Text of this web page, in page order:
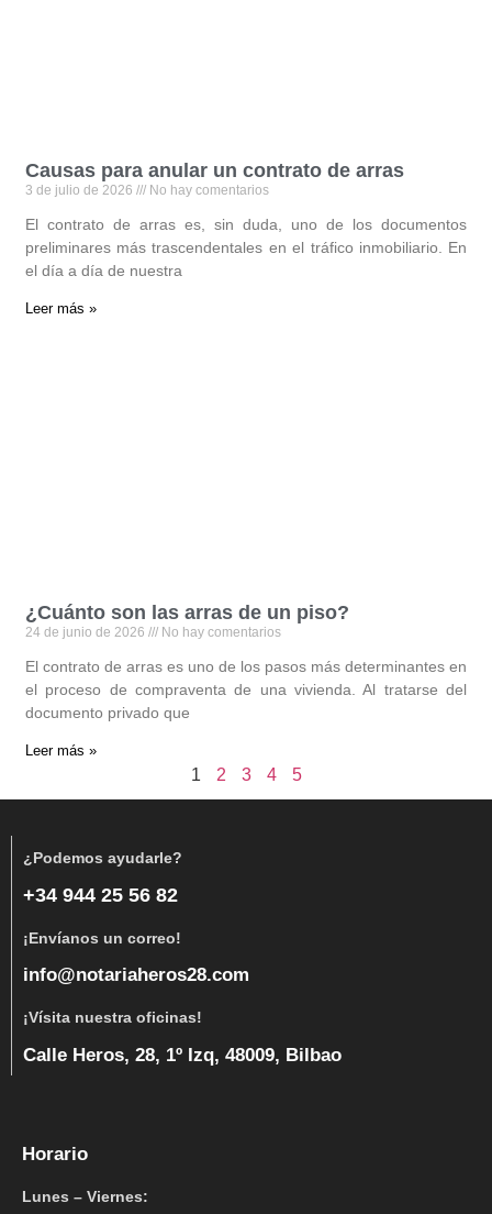
Causas para anular un contrato de arras
3 de julio de 2026 No hay comentarios
El contrato de arras es, sin duda, uno de los documentos
preliminares más trascendentales en el tráfico inmobiliario. En
el día a día de nuestra
Leer más »
¿Cuánto son las arras de un piso?
24 de junio de 2026 No hay comentarios
El contrato de arras es uno de los pasos más determinantes en
el proceso de compraventa de una vivienda. Al tratarse del
documento privado que
Leer más »
1 2 3 4 5
¿Podemos ayudarle?
+34 944 25 56 82
¡Envíanos un correo!
info@notariaheros28.com
¡Vísita nuestra oficinas!
Calle Heros, 28, 1º Izq, 48009, Bilbao
Horario
Lunes – Viernes: